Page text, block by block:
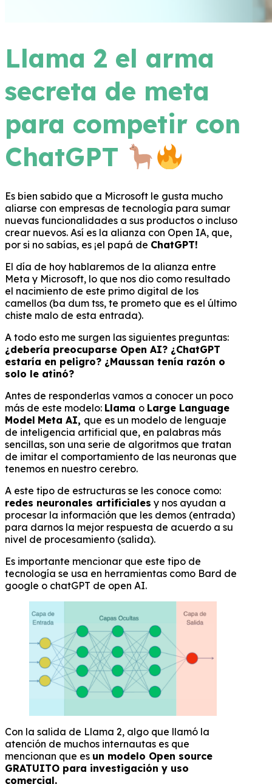
Llama 2 el arma
secreta de meta
para competir con
ChatGPT
Es bien sabido que a Microsoft le gusta mucho
aliarse con empresas de tecnología para sumar
nuevas funcionalidades a sus productos o incluso
crear nuevos. Así es la alianza con Open IA, que,
por si no sabías, es ¡el papá de ChatGPT!
El día de hoy hablaremos de la alianza entre
Meta y Microsoft, lo que nos dio como resultado
el nacimiento de este primo digital de los
camellos (ba dum tss, te prometo que es el último
chiste malo de esta entrada).
A todo esto me surgen las siguientes preguntas:
¿debería preocuparse Open AI? ¿ChatGPT
estaría en peligro? ¿Maussan tenía razón o
solo le atinó?
Antes de responderlas vamos a conocer un poco
más de este modelo: Llama o Large Language
Model Meta AI, que es un modelo de lenguaje
de inteligencia artificial que, en palabras más
sencillas, son una serie de algoritmos que tratan
de imitar el comportamiento de las neuronas que
tenemos en nuestro cerebro.
A este tipo de estructuras se les conoce como:
redes neuronales artificiales y nos ayudan a
procesar la información que les demos (entrada)
para darnos la mejor respuesta de acuerdo a su
nivel de procesamiento (salida).
Es importante mencionar que este tipo de
tecnología se usa en herramientas como Bard de
google o chatGPT de open AI.
Con la salida de Llama 2, algo que llamó la
atención de muchos internautas es que
mencionan que es un modelo Open source
GRATUITO para investigación y uso
comercial.